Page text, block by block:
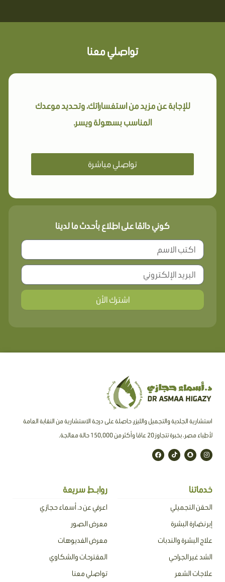
تواصلي معنا
للإجابة عن مزيد من استفساراتك، وتحديد موعدك
المناسب بسهولة ويسر.
تواصلي مباشرة
كوني دائمًا على اطلاع بأحدث ما لدينا
اشترك الأن
استشارية الجلدية والتجميل والليزر، حاصلة على درجة الاستشارية من النقابة العامة
لأطباء مصر ، بخبرة تتجاوز 20 عامًا وأكثر من 150,000 حالة معالجة.
I
n
s
a
S
n
a
a
t
T
i
k
F
a
c
خدماتنا
الحقن التجميلي
إبر نضارة البشرة
علاج البشرة والندبات
الشد غير الجراحي
علاجات الشعر
روابـط سريعة
اعرفي عن د. أسماء حجازي
معرض الصور
معرض الفديوهات
المقترحات والشكاوي
تواصلي معنا